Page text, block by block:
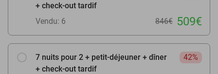
+ check-out tardif
Vendu: 6 846€ 509€
7 nuits pour 2 + petit-déjeuner + dîner
+ check-out tardif
42%